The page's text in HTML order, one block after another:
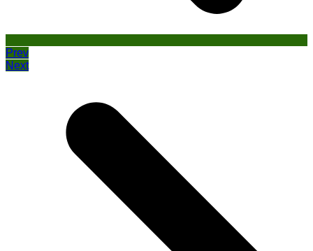
Prev
Next